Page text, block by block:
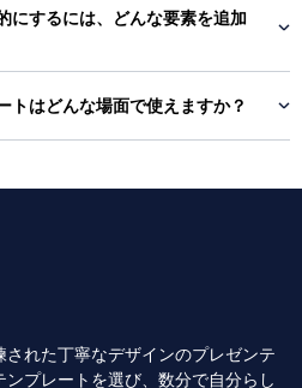
にするには、どんな要素を追加
トはどんな場面で使えますか？
れた丁寧なデザインのプレゼンテ
プレートを選び、数分で自分らし